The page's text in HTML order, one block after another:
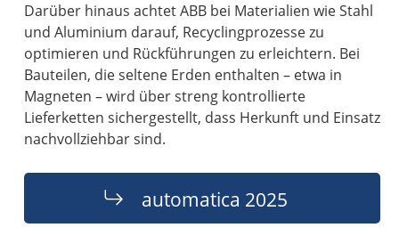
Darüber hinaus achtet ABB bei Materialien wie Stahl
und Aluminium darauf, Recyclingprozesse zu
optimieren und Rückführungen zu erleichtern. Bei
Bauteilen, die seltene Erden enthalten – etwa in
Magneten – wird über streng kontrollierte
Lieferketten sichergestellt, dass Herkunft und Einsatz
nachvollziehbar sind.
automatica 2025